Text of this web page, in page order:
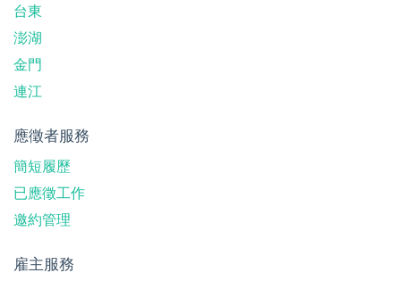
台東
澎湖
金門
連江
應徵者服務
簡短履歷
已應徵工作
邀約管理
雇主服務